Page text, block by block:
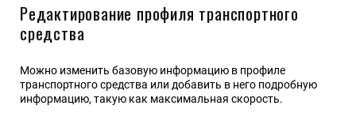
Редактирование профиля транспортного
средства
Можно изменить базовую информацию в профиле
транспортного средства или добавить в него подробную
информацию, такую как максимальная скорость.